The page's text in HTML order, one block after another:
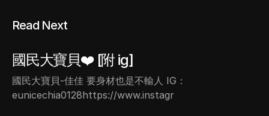
Read Next
國民大寶貝❤️ [附 ig]
國民大寶貝-佳佳 要身材也是不輸人 IG：
eunicechia0128https://www.instagr